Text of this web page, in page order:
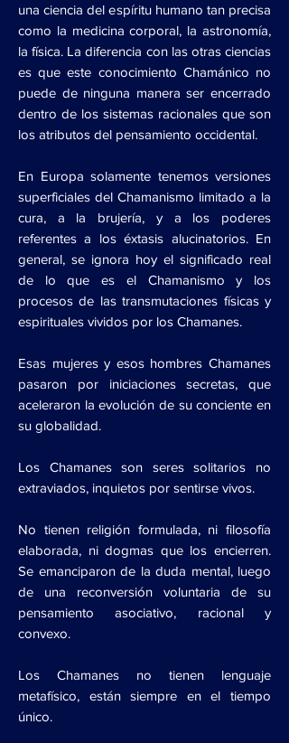
una ciencia del espíritu humano tan precisa
como la medicina corporal, la astronomía,
la física. La diferencia con las otras ciencias
es que este conocimiento Chamánico no
puede de ninguna manera ser encerrado
dentro de los sistemas racionales que son
los atributos del pensamiento occidental.
En Europa solamente tenemos versiones
superficiales del Chamanismo limitado a la
cura, a la brujería, y a los poderes
referentes a los éxtasis alucinatorios. En
general, se ignora hoy el significado real
de lo que es el Chamanismo y los
procesos de las transmutaciones físicas y
espirituales vividos por los Chamanes.
Esas mujeres y esos hombres Chamanes
pasaron por iniciaciones secretas, que
aceleraron la evolución de su conciente en
su globalidad.
Los Chamanes son seres solitarios no
extraviados, inquietos por sentirse vivos.
No tienen religión formulada, ni filosofía
elaborada, ni dogmas que los encierren.
Se emanciparon de la duda mental, luego
de una reconversión voluntaria de su
pensamiento asociativo, racional y
convexo.
Los Chamanes no tienen lenguaje
metafísico, están siempre en el tiempo
único.